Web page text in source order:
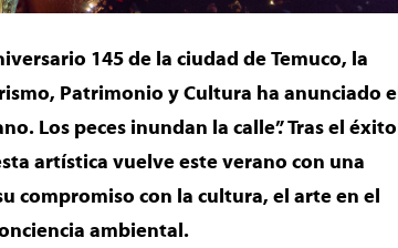
145 de la ciudad de Temuco, la
Patrimonio y Cultura ha anunciado el
Los peces inundan la calle”. Tras el éxito
artística vuelve este verano con una
compromiso con la cultura, el arte en el
ambiental.